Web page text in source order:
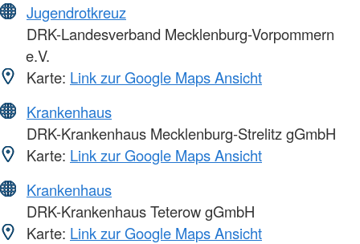
Jugendrotkreuz
DRK-Landesverband Mecklenburg-Vorpommern
e.V.
Karte: Link zur Google Maps Ansicht
Krankenhaus
DRK-Krankenhaus Mecklenburg-Strelitz gGmbH
Karte: Link zur Google Maps Ansicht
Krankenhaus
DRK-Krankenhaus Teterow gGmbH
Karte: Link zur Google Maps Ansicht